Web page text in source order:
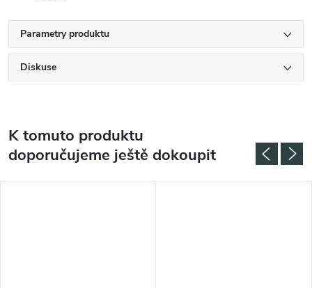
Parametry produktu
Diskuse
K tomuto produktu
doporučujeme ještě dokoupit